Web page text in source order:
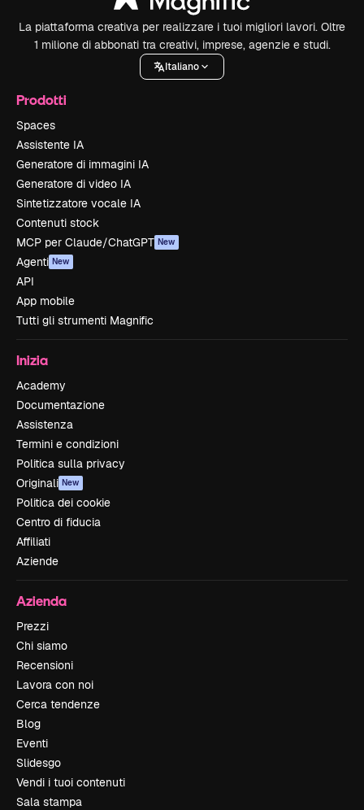
La piattaforma creativa per realizzare i tuoi migliori lavori. Oltre
1 milione di abbonati tra creativi, imprese, agenzie e studi.
Italiano
Prodotti
Spaces
Assistente IA
Generatore di immagini IA
Generatore di video IA
Sintetizzatore vocale IA
Contenuti stock
MCP per Claude/ChatGPT New
Agenti New
API
App mobile
Tutti gli strumenti Magnific
Inizia
Academy
Documentazione
Assistenza
Termini e condizioni
Politica sulla privacy
Originali New
Politica dei cookie
Centro di fiducia
Affiliati
Aziende
Azienda
Prezzi
Chi siamo
Recensioni
Lavora con noi
Cerca tendenze
Blog
Eventi
Slidesgo
Vendi i tuoi contenuti
Sala stampa